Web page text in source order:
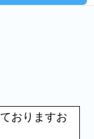
おりますお